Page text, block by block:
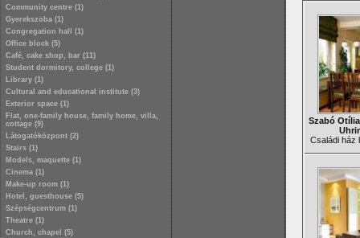
Community centre (1)
Gyerekszoba (1)
Congregation hall (1)
Office block (5)
Café, cake shop, bar (11)
Student dormitory, college (1)
Library (1)
Cultural and educational institute (3)
Exterior space (1)
Flat, one-family house, family home, villa,
cottage (9)
Látogatóközpont (2)
Stairs (1)
Models, maquette (1)
Cinema (1)
Make-up room (1)
Hotel, guesthouse (5)
Szépségcentrum (1)
Theatre (1)
Church, chapel (5)
Szabó
Családi ház